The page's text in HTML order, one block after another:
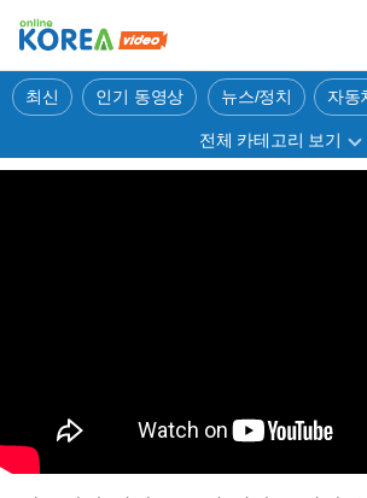
최신 인기 동영상 뉴스/정치 자동
전체 카테고리 보기